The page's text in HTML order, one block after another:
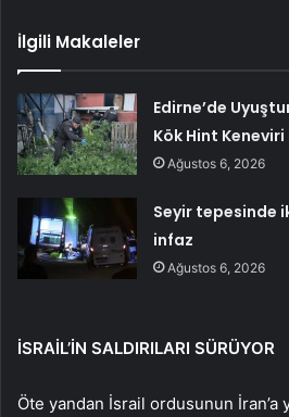
İlgili Makaleler
Edirne’de
Kök Hint
Ağustos 6, 2026
Seyir tepesinde
infaz
Ağustos 6, 2026
İSRAİL’İN SALDIRILARI SÜRÜYOR
Öte yandan İsrail ordusunun İran’a